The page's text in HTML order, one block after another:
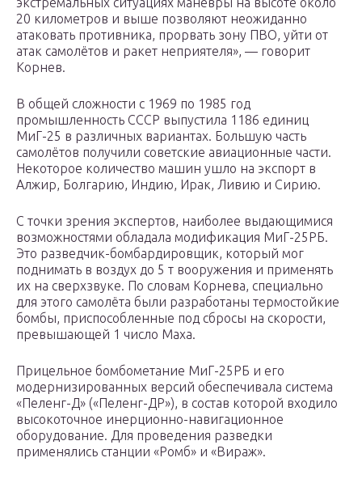
20 километров и выше позволяют неожиданно
атаковать противника, прорвать зону ПВО, уйти от
атак самолётов и ракет неприятеля», — говорит
Корнев.
В общей сложности с 1969 по 1985 год
промышленность СССР выпустила 1186 единиц
МиГ-25 в различных вариантах. Большую часть
самолётов получили советские авиационные части.
Некоторое количество машин ушло на экспорт в
Алжир, Болгарию, Индию, Ирак, Ливию и Сирию.
С точки зрения экспертов, наиболее выдающимися
возможностями обладала модификация МиГ-25РБ.
Это разведчик-бомбардировщик, который мог
поднимать в воздух до 5 т вооружения и применять
их на сверхзвуке. По словам Корнева, специально
для этого самолёта были разработаны термостойкие
бомбы, приспособленные под сбросы на скорости,
превышающей 1 число Маха.
Прицельное бомбометание МиГ-25РБ и его
модернизированных версий обеспечивала система
«Пеленг-Д» («Пеленг-ДР»), в состав которой входило
высокоточное инерционно-навигационное
оборудование. Для проведения разведки
применялись станции «Ромб» и «Виpаж».